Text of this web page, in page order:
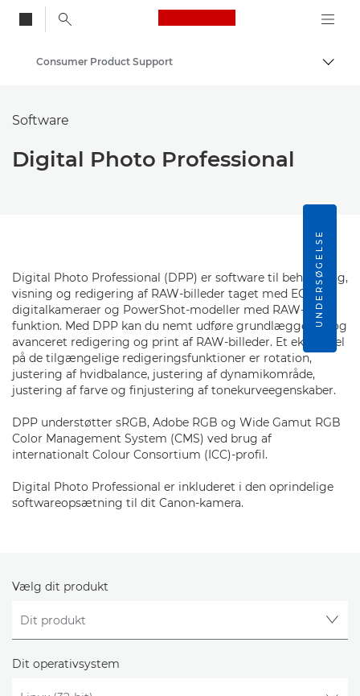
Canon Logo, back
Skift
Consumer Product Support
Software
Digital Photo Professional
Digital Photo Professional (DPP) er software til behandling,
visning og redigering af RAW-billeder taget med EOS
digitalkameraer og PowerShot-modeller med RAW-
funktion. Med DPP kan du nemt udføre grundlæggende og
avanceret redigering og print af RAW-billeder. Et eksempel
på de tilgængelige redigeringsfunktioner er rotation,
justering af hvidbalance, justering af dynamikområde,
justering af farve og finjustering af tonekurveegenskaber.
DPP understøtter sRGB, Adobe RGB og Wide Gamut RGB
Color Management System (CMS) ved brug af
internationalt Colour Consortium (ICC)-profil.
Digital Photo Professional er inkluderet i den oprindelige
softwareopsætning til dit Canon-kamera.
Vælg dit produkt
Dit operativsystem
UNDERSØGELSE